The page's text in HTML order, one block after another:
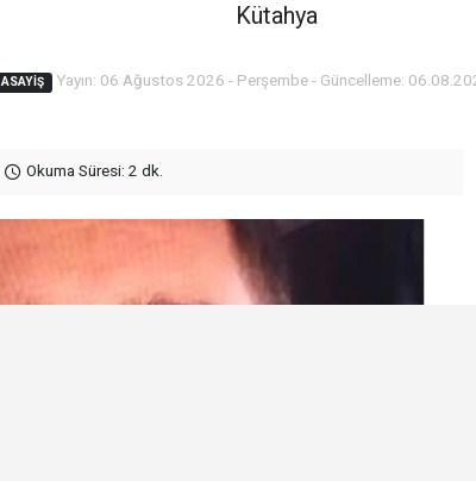
Kütahya
ASAYIŞ Yayın: 06 Ağustos 2026 - Perşembe - Güncelleme:
Okuma Süresi: 2 dk.